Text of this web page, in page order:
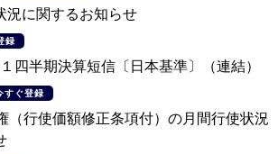
況に関するお知らせ
録
四半期決算短信〔日本基準〕（連結）
すぐ登録
（行使価額修正条項付）の月間行使状況